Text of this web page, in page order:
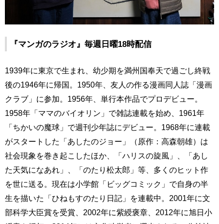
『マンガのラジオ』毎週日曜18時配信
1939年に東京で生まれ、幼少期を満州国奉天で過ごし終戦
後の1946年に帰国。1950年、友人の作る漫画同人誌「漫画
クラブ」に参加。1956年、単行本作品でプロデビュー。
1958年「ママのバイオリン」で雑誌連載を始め、1961年
「ちかいの魔球」で週刊少年誌にデビュー。1968年に連載
がスタートした「あしたのジョー」（原作：高森朝雄）は
社会現象を巻き起こしたほか、「ハリスの旋風」、「あし
た天気になあれ」、「のたり松太郎」等、多くのヒット作
を世に送る。現在は小学館「ビッグコミック」で自身の半
生を描いた「ひねもすのたり日記」を連載中。2001年に文
部科学大臣賞を受賞、2002年に紫綬褒章、2012年に旭日小